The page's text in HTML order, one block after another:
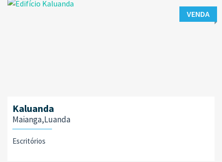
VENDA
Kaluanda
Maianga,Luanda
Escritórios